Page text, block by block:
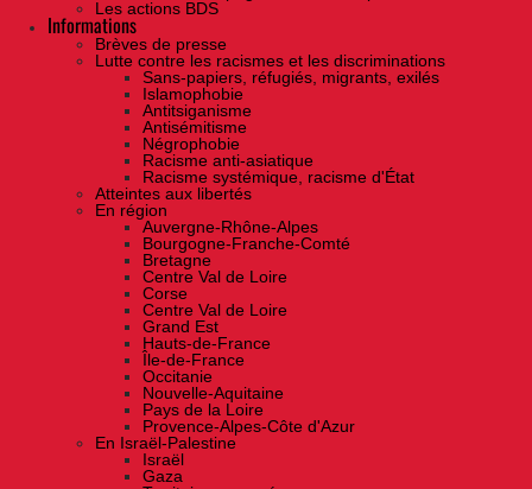
Les actions BDS
Informations
Brèves de presse
Lutte contre les racismes et les discriminations
Sans-papiers, réfugiés, migrants, exilés
Islamophobie
Antitsiganisme
Antisémitisme
Négrophobie
Racisme anti-asiatique
Racisme systémique, racisme d'État
Atteintes aux libertés
En région
Auvergne-Rhône-Alpes
Bourgogne-Franche-Comté
Bretagne
Centre Val de Loire
Corse
Centre Val de Loire
Grand Est
Hauts-de-France
Île-de-France
Occitanie
Nouvelle-Aquitaine
Pays de la Loire
Provence-Alpes-Côte d'Azur
En Israël-Palestine
Israël
Gaza